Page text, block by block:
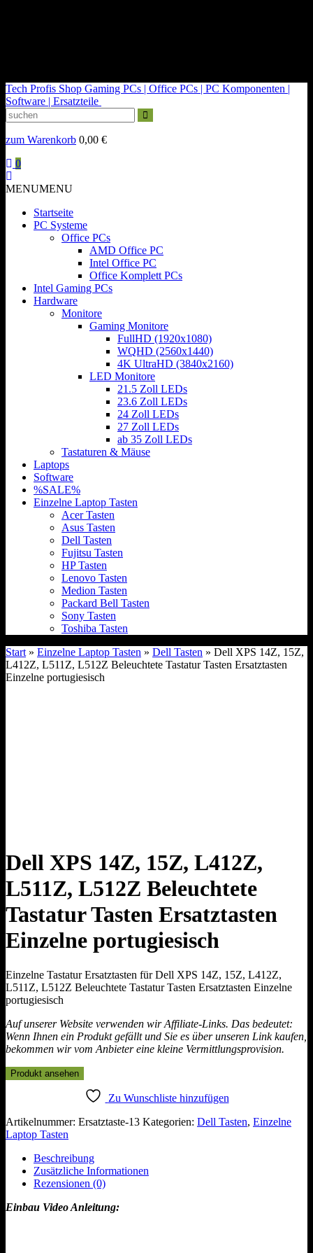
Tech Profis Shop Gaming PCs | Office PCs | PC Komponenten |
Software | Ersatzteile
zum Warenkorb 0,00 €
0
MENUMENU
Startseite
PC Systeme
Office PCs
AMD Office PC
Intel Office PC
Office Komplett PCs
Intel Gaming PCs
Hardware
Monitore
Gaming Monitore
FullHD (1920x1080)
WQHD (2560x1440)
4K UltraHD (3840x2160)
LED Monitore
21.5 Zoll LEDs
23.6 Zoll LEDs
24 Zoll LEDs
27 Zoll LEDs
ab 35 Zoll LEDs
Tastaturen & Mäuse
Laptops
Software
%SALE%
Einzelne Laptop Tasten
Acer Tasten
Asus Tasten
Dell Tasten
Fujitsu Tasten
HP Tasten
Lenovo Tasten
Medion Tasten
Packard Bell Tasten
Sony Tasten
Toshiba Tasten
Start » Einzelne Laptop Tasten » Dell Tasten » Dell XPS 14Z, 15Z,
L412Z, L511Z, L512Z Beleuchtete Tastatur Tasten Ersatztasten
Einzelne portugiesisch
Dell XPS 14Z, 15Z, L412Z,
L511Z, L512Z Beleuchtete
Tastatur Tasten Ersatztasten
Einzelne portugiesisch
Einzelne Tastatur Ersatztasten für Dell XPS 14Z, 15Z, L412Z,
L511Z, L512Z Beleuchtete Tastatur Tasten Ersatztasten Einzelne
portugiesisch
Auf unserer Website verwenden wir Affiliate-Links. Das bedeutet:
Wenn Ihnen ein Produkt gefällt und Sie es über unseren Link kaufen,
bekommen wir vom Anbieter eine kleine Vermittlungsprovision.
Produkt ansehen
Zu Wunschliste hinzufügen
Artikelnummer: Ersatztaste-13 Kategorien: Dell Tasten, Einzelne
Laptop Tasten
Beschreibung
Zusätzliche Informationen
Rezensionen (0)
Einbau Video Anleitung: